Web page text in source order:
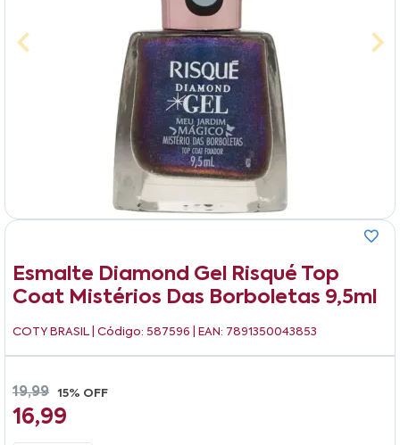
Esmalte Diamond Gel Risqué Top
Coat Mistérios Das Borboletas 9,5ml
COTY BRASIL | Código: 587596 | EAN: 7891350043853
19,99 15% OFF
16,99